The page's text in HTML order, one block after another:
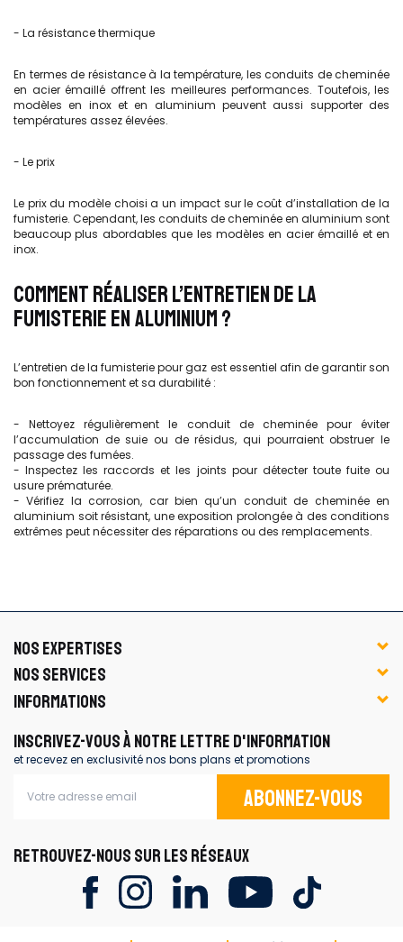
- La résistance thermique
En termes de résistance à la température, les conduits de cheminée
en acier émaillé offrent les meilleures performances. Toutefois, les
modèles en inox et en aluminium peuvent aussi supporter des
températures assez élevées.
- Le prix
Le prix du modèle choisi a un impact sur le coût d’installation de la
fumisterie. Cependant, les conduits de cheminée en aluminium sont
beaucoup plus abordables que les modèles en acier émaillé et en
inox.
COMMENT RÉALISER L’ENTRETIEN DE LA
FUMISTERIE EN ALUMINIUM ?
L’entretien de la fumisterie pour gaz est essentiel afin de garantir son
bon fonctionnement et sa durabilité :
- Nettoyez régulièrement le conduit de cheminée pour éviter
l’accumulation de suie ou de résidus, qui pourraient obstruer le
passage des fumées.
- Inspectez les raccords et les joints pour détecter toute fuite ou
usure prématurée.
- Vérifiez la corrosion, car bien qu’un conduit de cheminée en
aluminium soit résistant, une exposition prolongée à des conditions
extrêmes peut nécessiter des réparations ou des remplacements.
NOS EXPERTISES
NOS SERVICES
INFORMATIONS
INSCRIVEZ-VOUS À NOTRE LETTRE D'INFORMATION
et recevez en exclusivité nos bons plans et promotions
Abonnez-vous
RETROUVEZ-NOUS SUR LES RÉSEAUX